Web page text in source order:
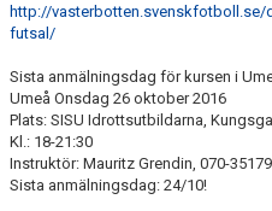
http://
futsal/
Sista anmälningsdag för kursen i
Umeå Onsdag 26 oktober 2016
Plats: SISU Idrottsutbildarna,
Kl.: 18-21:30
Instruktör: Mauritz Grendin, 070-
Sista anmälningsdag: 24/10!